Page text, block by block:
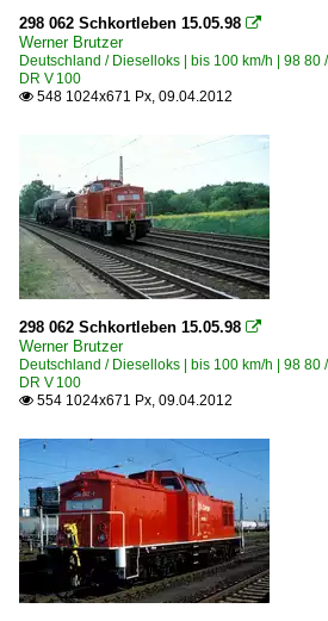
298 062 Schkortleben 15.05.98 
Werner Brutzer
Deutschland / Dieselloks | bis 100 km/h | 98
DR V 100
 548 1024x671 Px, 09.04.2012
298 062 Schkortleben 15.05.98 
Werner Brutzer
Deutschland / Dieselloks | bis 100 km/h | 98
DR V 100
 554 1024x671 Px, 09.04.2012